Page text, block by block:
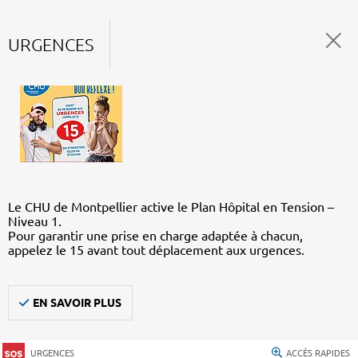
URGENCES
Le CHU de Montpellier active le Plan Hôpital en Tension –
Niveau 1.
Pour garantir une prise en charge adaptée à chacun,
appelez le 15 avant tout déplacement aux urgences.
EN SAVOIR PLUS
URGENCES ACCÈS RAPIDES